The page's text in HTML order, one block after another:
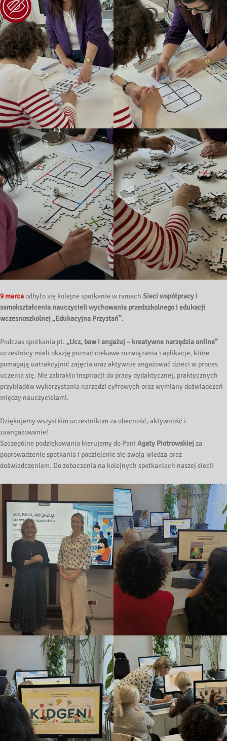
9 marcaodbyło się kolejne spotkanie w ramach Sieci współpracy i
samokształcenia nauczycieli wychowania przedszkolnego i edukacji
wczesnoszkolnej „Edukacyjna Przystań”.
Podczas spotkania pt. „Ucz, baw i angażuj – kreatywne narzędzia online”
uczestnicy mieli okazję poznać ciekawe rozwiązania i aplikacje, które
pomagają uatrakcyjnić zajęcia oraz aktywnie angażować dzieci w proces
uczenia się. Nie zabrakło inspiracji do pracy dydaktycznej, praktycznych
przykładów wykorzystania narzędzi cyfrowych oraz wymiany doświadczeń
między nauczycielami.
Dziękujemy wszystkim uczestnikom za obecność, aktywność i
zaangażowanie!
Szczególne podziękowania kierujemy do Pani Agaty Piotrowskiejza
poprowadzenie spotkania i podzielenie się swoją wiedzą oraz
doświadczeniem. Do zobaczenia na kolejnych spotkaniach naszej sieci!